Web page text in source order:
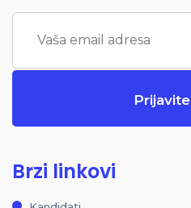
Brzi linkovi